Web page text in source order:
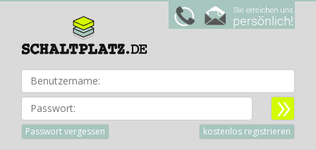
Passwort:
Passwort vergessen kostenlos registrieren